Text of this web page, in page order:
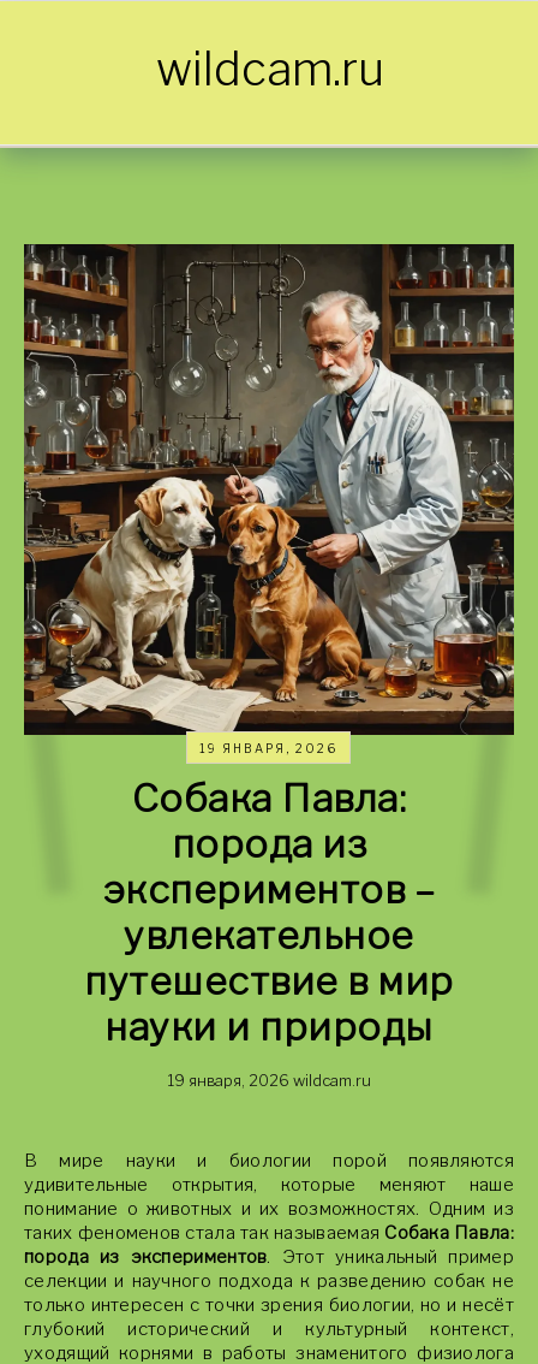
wildcam.ru
19 ЯНВАРЯ, 2026
Собака Павла:
порода из
экспериментов –
увлекательное
путешествие в мир
науки и природы
19 января, 2026 wildcam.ru
В мире науки и биологии порой появляются
удивительные открытия, которые меняют наше
понимание о животных и их возможностях. Одним из
таких феноменов стала так называемая Собака Павла:
порода из экспериментов. Этот уникальный пример
селекции и научного подхода к разведению собак не
только интересен с точки зрения биологии, но и несёт
глубокий исторический и культурный контекст,
уходящий корнями в работы знаменитого физиолога